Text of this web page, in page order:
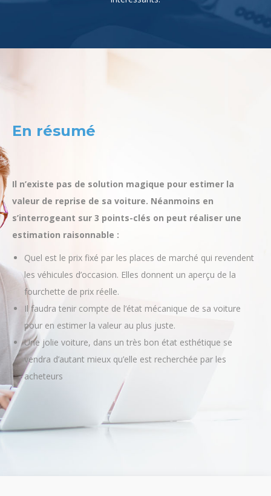
s’interrogeant sur 3 points-clés on peut réaliser une
estimation raisonnable :
Quel est le prix fixé par les places de marché qui revendent
les véhicules d’occasion. Elles donnent un aperçu de la
fourchette de prix réelle.
Il faudra tenir compte de l’état mécanique de sa voiture
pour en estimer la valeur au plus juste.
Une jolie voiture, dans un très bon état esthétique se
vendra d’autant mieux qu’elle est recherchée par les
acheteurs